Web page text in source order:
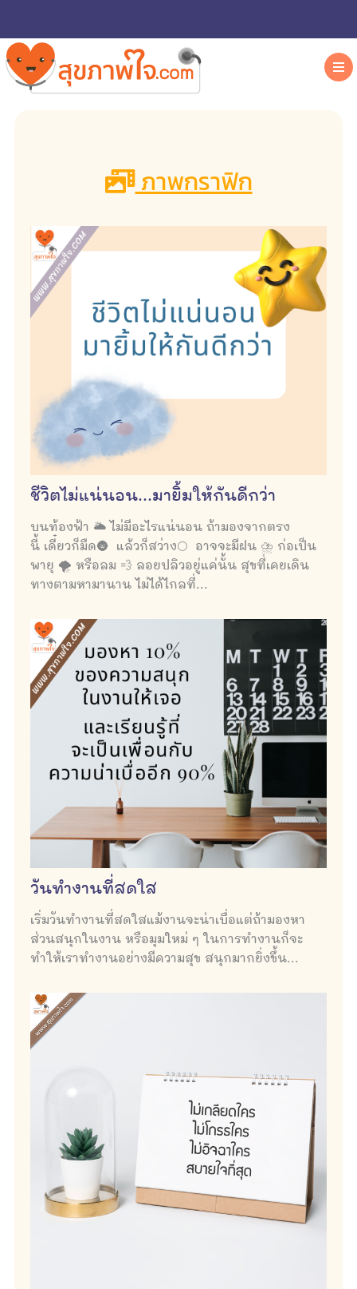
ภาพกราฟิก
ชีวิตไม่แน่นอน...มายิ้มให้กันดีกว่า
บนท้องฟ้า 🌥 ไม่มีอะไรแน่นอน ถ้ามองจากตรง
นี้ เดี๋ยวก็มืด🌚 แล้วก็สว่าง🌕 อาจจะมีฝน ⛈ ก่อเป็น
พายุ 🌪 หรือลม 💨 ลอยปลิวอยู่แค่นั้น สุขที่เคยเดิน
ทางตามหามานาน ไม่ได้ไกลที่...
วันทำงานที่สดใส
เริ่มวันทำงานที่สดใสแม้งานจะน่าเบื่อแต่ถ้ามองหา
ส่วนสนุกในงาน หรือมุมใหม่ ๆ ในการทำงานก็จะ
ทำให้เราทำงานอย่างมีความสุข สนุกมากยิ่งขึ้น...